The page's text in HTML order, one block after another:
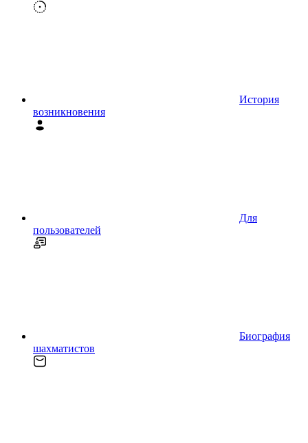
История
возникновения
Для
пользователей
Биография
шахматистов